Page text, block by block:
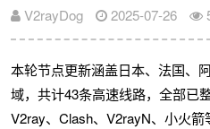
V2rayDog 2025-07-26
本轮节点更新涵盖日本、法国、
域，共计43条高速线路，全部已
V2ray、Clash、V2rayN、小火